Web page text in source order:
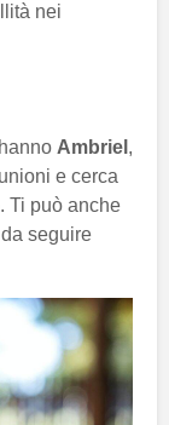
nei
Ambriel ,
e cerca
Ti può anche
seguire